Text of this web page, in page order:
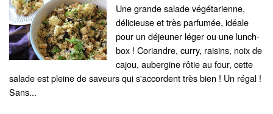
Une grande salade végétarienne,
délicieuse et très parfumée, idéale
pour un déjeuner léger ou une lunch-
box ! Coriandre, curry, raisins, noix de
cajou, aubergine rôtie au four, cette
salade est pleine de saveurs qui s'accordent très bien ! Un régal !
Sans...